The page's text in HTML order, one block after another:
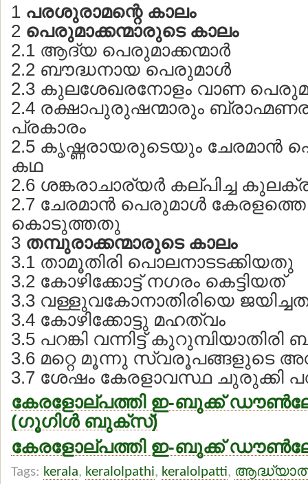
1 പരശുരാമന്റെ കാലം
2 പെരുമാക്കന്മാരുടെ കാലം
2.1 ആദ്യ പെരുമാക്കന്മാര്‍
2.2 ബൗദ്ധനായ പെരുമാള്‍
2.3 കുലശേഖരനോളം വാണ
2.4 രക്ഷാപുരുഷന്മാരും
പ്രകാരം
2.5 കൃഷ്ണരായരുടെയും ചേരമാന്‍
കഥ
2.6 ശങ്കരാചാര്യര്‍ കല്പിച്ച
2.7 ചേരമാന്‍ പെരുമാള്‍ കേരളത്തെ
കൊടുത്തതു
3 തമ്പുരാക്കന്മാരുടെ കാലം
3.1 താമൂതിരി പൊലനാടടക്കിയതു
3.2 കോഴിക്കോട്ട് നഗരം കെട്ടിയത്
3.3 വള്ളുവകോനാതിരിയെ
3.4 കോഴിക്കോട്ടു മഹത്വം
3.5 പറങ്കി വന്നിട്ട്
3.6 മറ്റെ മൂന്നു സ്വരൂപങ്ങളുടെ
3.7 ശേഷം കേരളാവസ്ഥ ചുരുക്കി
കേരളോല്പത്തി ഇ-ബുക്ക്
(ഗൂഗിള്‍ ബുക്സ്)
കേരളോല്പത്തി ഇ-ബുക്ക്
Tags: kerala, keralolpathi, keralolpatti,